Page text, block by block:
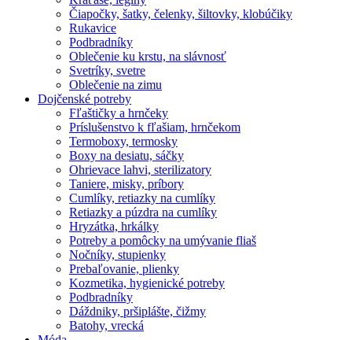
Čiapočky, šatky, čelenky, šiltovky, klobúčiky
Rukavice
Podbradníky
Oblečenie ku krstu, na slávnosť
Svetríky, svetre
Oblečenie na zimu
Dojčenské potreby
Fľaštičky a hrnčeky
Príslušenstvo k fľašiam, hrnčekom
Termoboxy, termosky
Boxy na desiatu, sáčky
Ohrievace lahvi, sterilizatory
Taniere, misky, príbory
Cumlíky, retiazky na cumlíky
Retiazky a púzdra na cumlíky
Hryzátka, hrkálky
Potreby a pomôcky na umývanie fliaš
Nočníky, stupienky
Prebaľovanie, plienky
Kozmetika, hygienické potreby
Podbradníky
Dáždniky, pršiplášte, čižmy
Batohy, vrecká